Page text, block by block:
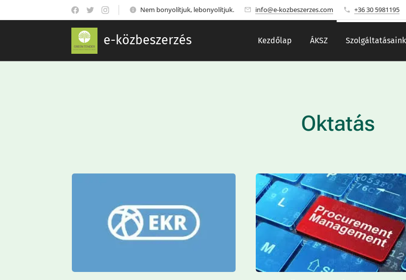
Nem bonyolítjuk, lebonyolítjuk. info@e-kozbeszerzes.com +36 30 5981195
e-közbeszerzés Kezdőlap ÁKSZ Szolgáltatásaink
Oktatás